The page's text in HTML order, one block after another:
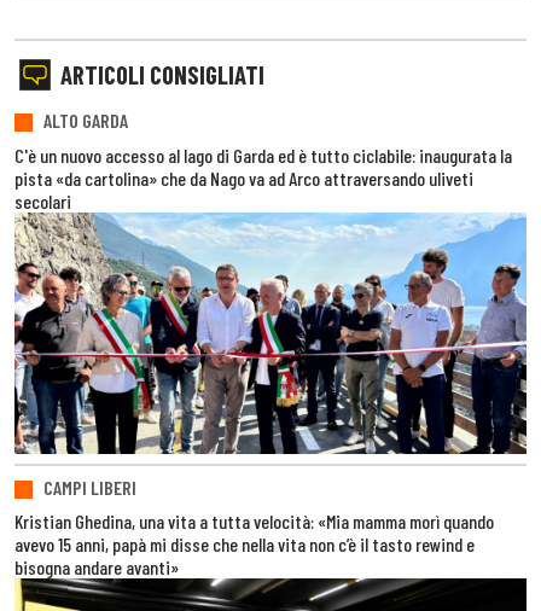
ARTICOLI CONSIGLIATI
ALTO GARDA
C'è un nuovo accesso al lago di Garda ed è tutto ciclabile: inaugurata la
pista «da cartolina» che da Nago va ad Arco attraversando uliveti
secolari
CAMPI LIBERI
Kristian Ghedina, una vita a tutta velocità: «Mia mamma morì quando
avevo 15 anni, papà mi disse che nella vita non c’è il tasto rewind e
bisogna andare avanti»